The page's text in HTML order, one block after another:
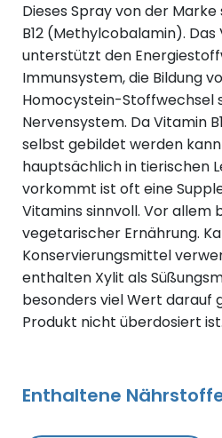
Dieses Spray von der
B12 (Methylcobalamin). Das
unterstützt den
Immunsystem, die Bildung
Homocystein-Stoffwechsel
Nervensystem. Da Vitamin
selbst gebildet werden
hauptsächlich in tierischen
vorkommt ist oft eine
Vitamins sinnvoll. Vor allem
vegetarischer Ernährung.
Konservierungsmittel
enthalten Xylit als
besonders viel Wert darauf
Produkt nicht überdosiert ist.
Enthaltene